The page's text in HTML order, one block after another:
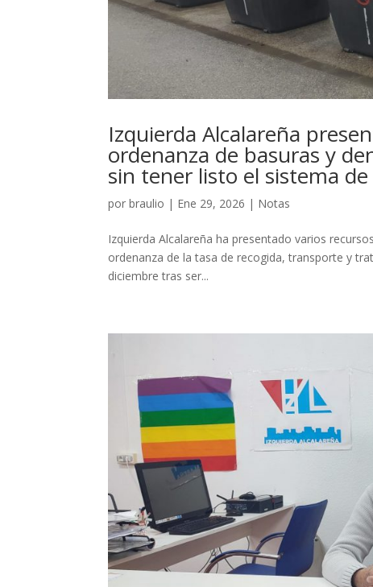
Izquierda Alcalareña
ordenanza de basuras y
sin tener listo el sistema
porbraulio | Ene 29, 2026 | Notas
Izquierda Alcalareña ha presentado varios
ordenanza de la tasa de recogida, transporte y
diciembre tras ser...